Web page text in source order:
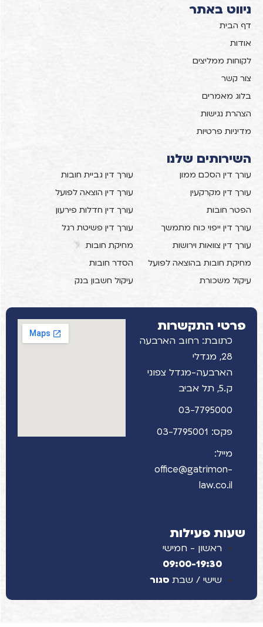
ניווט באתר
דף הבית
אודות
לקוחות ממליצים
צור קשר
בלוג מאמרים
הצהרת נגישות
מדיניות פרטיות
השירותים שלנו
עורך דין הסכם ממון
עורך דין גביית חובות
עורך דין מקרקעין
עורך דין הוצאה לפועל
הפטר חובות
עורך דין חדלות פירעון
עורך דין ייפוי כוח מתמשך
עורך דין פשיטת רגל
עורך דין צוואות וירושות
מחיקת חובות
מחיקת חובות בהוצאה לפועל
הסדר חובות
עיקול משכורת
עיקול חשבון בנק
פרטי התקשרות
כתובת: רחוב הארבעה
28, מגדלי
הארבעה-מגדל צפוני
ק.5, תל אביב
03-7795000
פקס: 03-7795001
מייל:
office@gatrimon-
law.co.il
שעות פעילות
ראשון - חמישי
09:00-19:30
שישי / שבת סגור